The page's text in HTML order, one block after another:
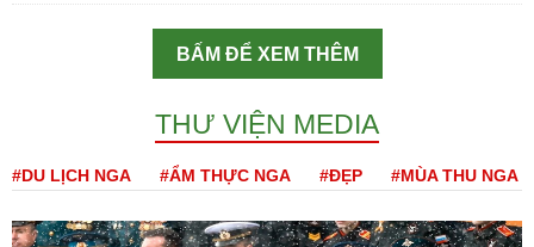
BẤM ĐỂ XEM THÊM
THƯ VIỆN MEDIA
#DU LỊCH NGA #ẨM THỰC NGA #ĐẸP #MÙA THU NGA